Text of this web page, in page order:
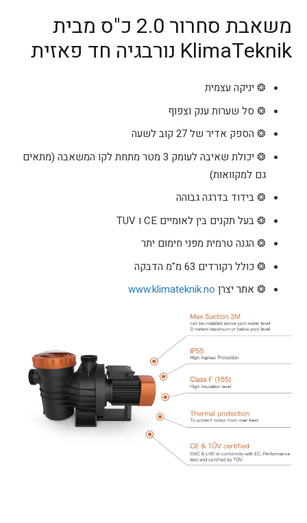
משאבת סחרור 2.0 כ"ס מבית
KlimaTeknik נורבגיה חד פאזית
❂ יניקה עצמית
❂ סל שערות ענק וצפוף
❂ הספק אדיר של 27 קוב לשעה
❂ יכולת שאיבה לעומק 3 מטר מתחת לקו המשאבה (מתאים
גם למקוואות)
❂ בידוד בדרגה גבוהה
❂ בעל תקנים בין לאומיים CE ו TUV
❂ הגנה טרמית מפני חימום יתר
❂ כולל רקורדים 63 מ"מ הדבקה
❂ אתר יצרן www.klimateknik.no